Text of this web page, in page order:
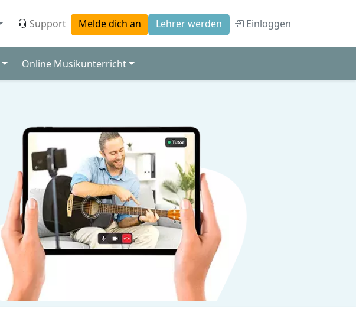
Support Melde dich an Lehrer werden Einloggen
Online Musikunterricht